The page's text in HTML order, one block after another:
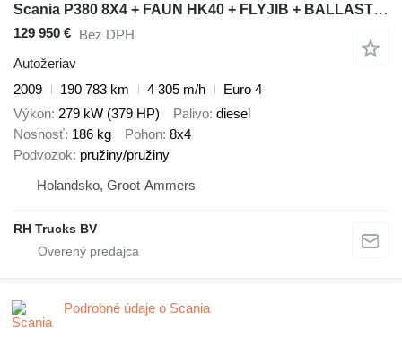
Scania P380 8X4 + FAUN HK40 + FLYJIB + BALLASTBL. 6,9 TON - 4.305 HOURS
129 950 € Bez DPH
Autožeriav
2009
190 783 km 4 305 m/h
Euro 4
Výkon 279 kW (379 HP) Palivo diesel
Nosnosť 186 kg Pohon 8x4
Podvozok pružiny/pružiny
Holandsko, Groot-Ammers
RH Trucks BV
Podrobné údaje o Scania